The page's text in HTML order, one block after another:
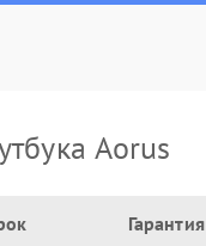
Aorus
Гарантия